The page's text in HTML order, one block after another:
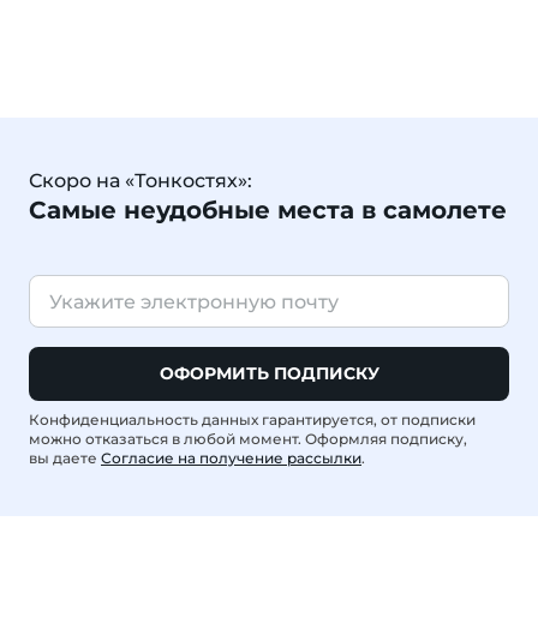
Скоро на «Тонкостях»:
Самые неудобные места в самолете
ОФОРМИТЬ ПОДПИСКУ
Конфиденциальность данных гарантируется, от подписки
можно отказаться в любой момент. Оформляя подписку,
вы даете Согласие на получение рассылки.